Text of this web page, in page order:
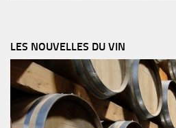
LES NOUVELLES DU VIN